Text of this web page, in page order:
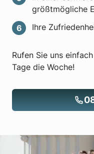
größtmögliche
Ihre
Rufen Sie uns
Tage die Woche!